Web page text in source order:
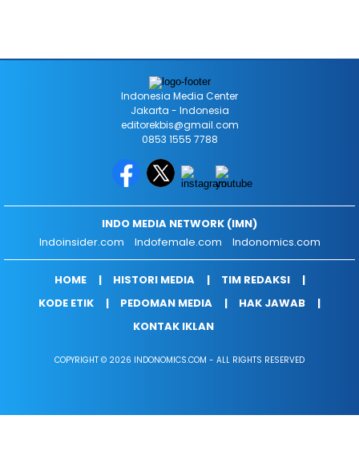
Indonesia Media Center
Jakarta - Indonesia
editorekbis@gmail.com
0853 1555 7788
INDO MEDIA NETWORK (IMN)
Indoinsider.com
Indofemale.com Indonomics.com
HOME HISTORI MEDIA
TIM REDAKSI
KODE ETIK
PEDOMAN MEDIA
HAK JAWAB
KONTAK IKLAN
COPYRIGHT © 2026 INDONOMICS.COM - ALL RIGHTS RESERVED